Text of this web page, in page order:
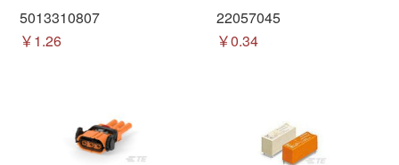
5013310807
￥1.26
22057045
￥0.34